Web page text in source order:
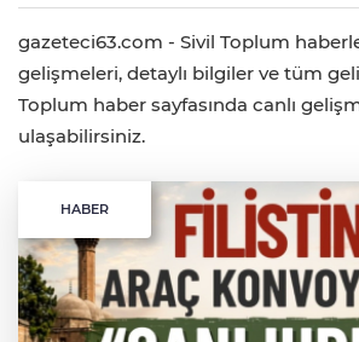
gazeteci63.com - Sivil Toplum
gelişmeleri, detaylı bilgiler ve tüm
Toplum haber sayfasında canlı
ulaşabilirsiniz.
HABER